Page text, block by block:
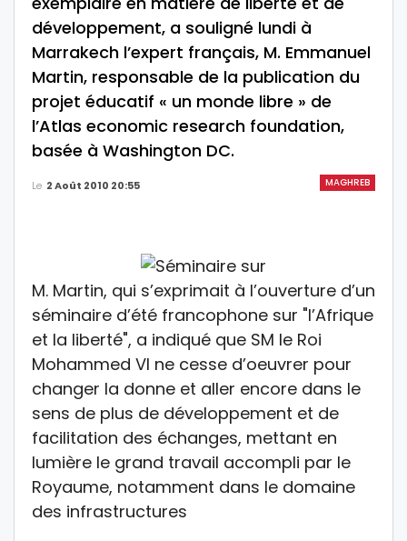
développement, a souligné lundi à
Marrakech l’expert français, M. Emmanuel
Martin, responsable de la publication du
projet éducatif « un monde libre » de
l’Atlas economic research foundation,
basée à Washington DC.
MAGHREB
Le 2 Août 2010 20:55
M. Martin, qui s’exprimait à l’ouverture d’un
séminaire d’été francophone sur "l’Afrique
et la liberté", a indiqué que SM le Roi
Mohammed VI ne cesse d’oeuvrer pour
changer la donne et aller encore dans le
sens de plus de développement et de
facilitation des échanges, mettant en
lumière le grand travail accompli par le
Royaume, notamment dans le domaine
des infrastructures